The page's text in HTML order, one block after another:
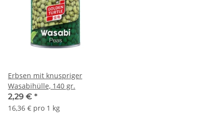
Erbsen mit knuspriger
Wasabihülle, 140 gr.
2,29 € *
16,36 € pro 1 kg